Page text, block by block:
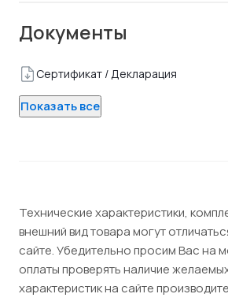
Документы
Сертификат / Декларация
Показать все
Технические характеристики,
внешний вид товара могут
сайте. Убедительно просим Вас на
оплаты проверять наличие
характеристик на сайте